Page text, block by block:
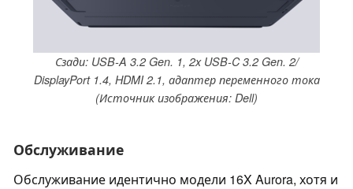
Сзади: USB-A 3.2 Gen. 1, 2x USB-C 3.2 Gen. 2/
DisplayPort 1.4, HDMI 2.1, адаптер переменного тока
(Источник изображения: Dell)
Обслуживание
Обслуживание идентично модели 16X Aurora, хотя и